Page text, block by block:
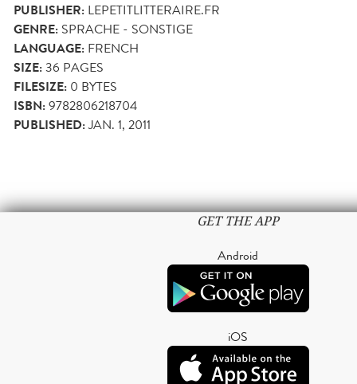
PUBLISHER: LEPETITLITTERAIRE.FR
GENRE: SPRACHE - SONSTIGE
LANGUAGE: FRENCH
SIZE:36 PAGES
FILESIZE: 0 BYTES
ISBN:9782806218704
PUBLISHED:JAN. 1, 2011
GET THE APP
Android
iOS